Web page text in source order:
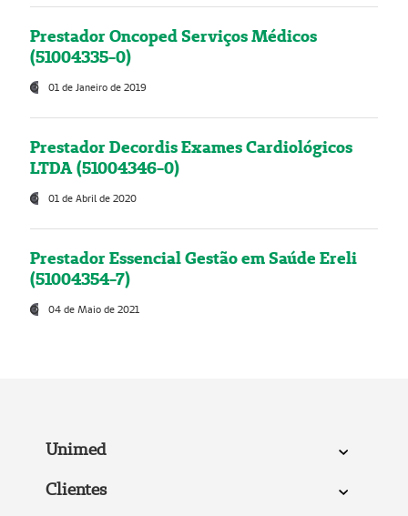
Prestador Oncoped Serviços Médicos
(51004335-0)
01 de Janeiro de 2019
Prestador Decordis Exames Cardiológicos
LTDA (51004346-0)
01 de Abril de 2020
Prestador Essencial Gestão em Saúde Ereli
(51004354-7)
04 de Maio de 2021
Unimed
Clientes